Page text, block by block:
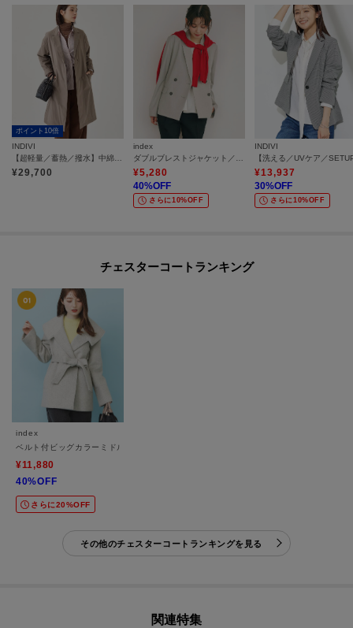
ポイント10倍
INDIVI
¥29,700
index
¥5,280
40%OFF
さらに10%OFF
INDIVI
¥13,937
30%OFF
さらに10%OFF
チェスターコートランキング
index
ベルト付ビッグカラーミドルコート
¥11,880
40%OFF
さらに20%OFF
その他のチェスターコートランキングを見る
関連特集